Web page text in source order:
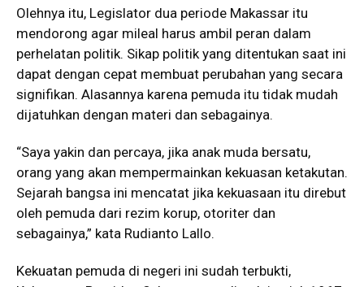
Olehnya itu, Legislator dua periode Makassar itu
mendorong agar mileal harus ambil peran dalam
perhelatan politik. Sikap politik yang ditentukan saat ini
dapat dengan cepat membuat perubahan yang secara
signifikan. Alasannya karena pemuda itu tidak mudah
dijatuhkan dengan materi dan sebagainya.
“Saya yakin dan percaya, jika anak muda bersatu,
orang yang akan mempermainkan kekuasan ketakutan.
Sejarah bangsa ini mencatat jika kekuasaan itu direbut
oleh pemuda dari rezim korup, otoriter dan
sebagainya,” kata Rudianto Lallo.
Kekuatan pemuda di negeri ini sudah terbukti,